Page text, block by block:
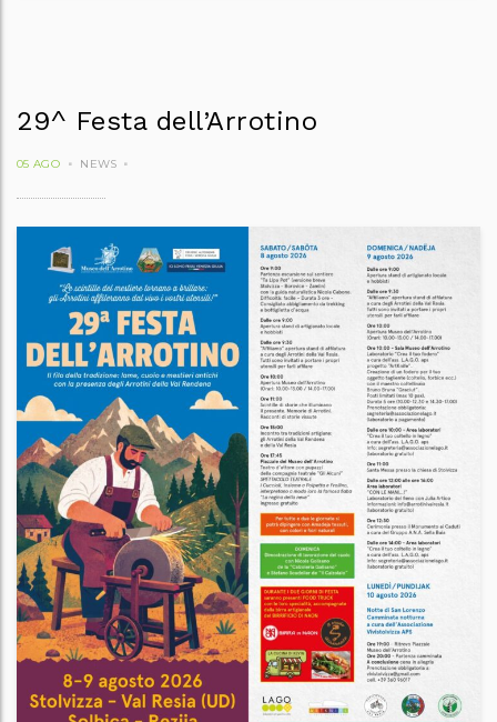
29^ Festa dell’Arrotino
05 AGO NEWS